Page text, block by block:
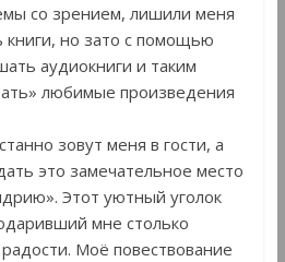
со зрением, лишили меня
книги, но зато с помощью
аудиокниги и таким
любимые произведения
зовут меня в гости, а
это замечательное место
Этот уютный уголок
мне столько
Моё повествование